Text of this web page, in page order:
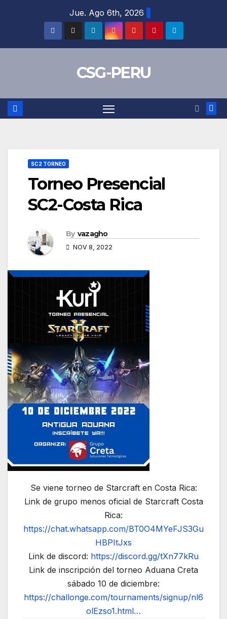
Jue. Ago 6th, 2026
CSG-PERU
SC2 TORNEO
Torneo Presencial
SC2-Costa Rica
By vazagho
NOV 8, 2022
Se viene torneo de Starcraft en Costa Rica:
Link de grupo menos oficial de Starcraft Costa
Rica:
https://chat.whatsapp.com/BT0O4MYeFJS3Gu
HBPItJxs
Link de discord: https://discord.gg/tXn77kRu
Link de inscripción del torneo Aduana Creta
sábado 10 de diciembre:
https://challonge.com/tournaments/signup/nl6
olEzso1.html…